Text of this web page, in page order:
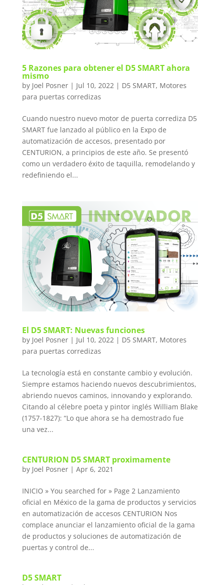
5 Razones para obtener el D5 SMART ahora
mismo
by Joel Posner| Jul 10, 2022| D5 SMART, Motores
para puertas corredizas
Cuando nuestro nuevo motor de puerta corrediza D5
SMART fue lanzado al público en la Expo de
automatización de accesos, presentado por
CENTURION, a principios de este año. Se presentó
como un verdadero éxito de taquilla, remodelando y
redefiniendo el...
El D5 SMART: Nuevas funciones
by Joel Posner| Jul 10, 2022| D5 SMART, Motores
para puertas corredizas
La tecnología está en constante cambio y evolución.
Siempre estamos haciendo nuevos descubrimientos,
abriendo nuevos caminos, innovando y explorando.
Citando al célebre poeta y pintor inglés William Blake
(1757-1827): “Lo que ahora se ha demostrado fue
una vez...
CENTURION D5 SMART proximamente
by Joel Posner| Apr 6, 2021
INICIO » You searched for » Page 2 Lanzamiento
oficial en México de la gama de productos y servicios
en automatización de accesos CENTURION Nos
complace anunciar el lanzamiento oficial de la gama
de productos y soluciones de automatización de
puertas y control de...
D5 SMART